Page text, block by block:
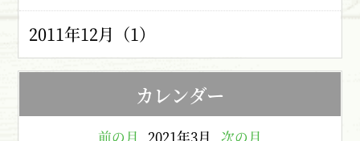
2011年12月（1）
カレンダー